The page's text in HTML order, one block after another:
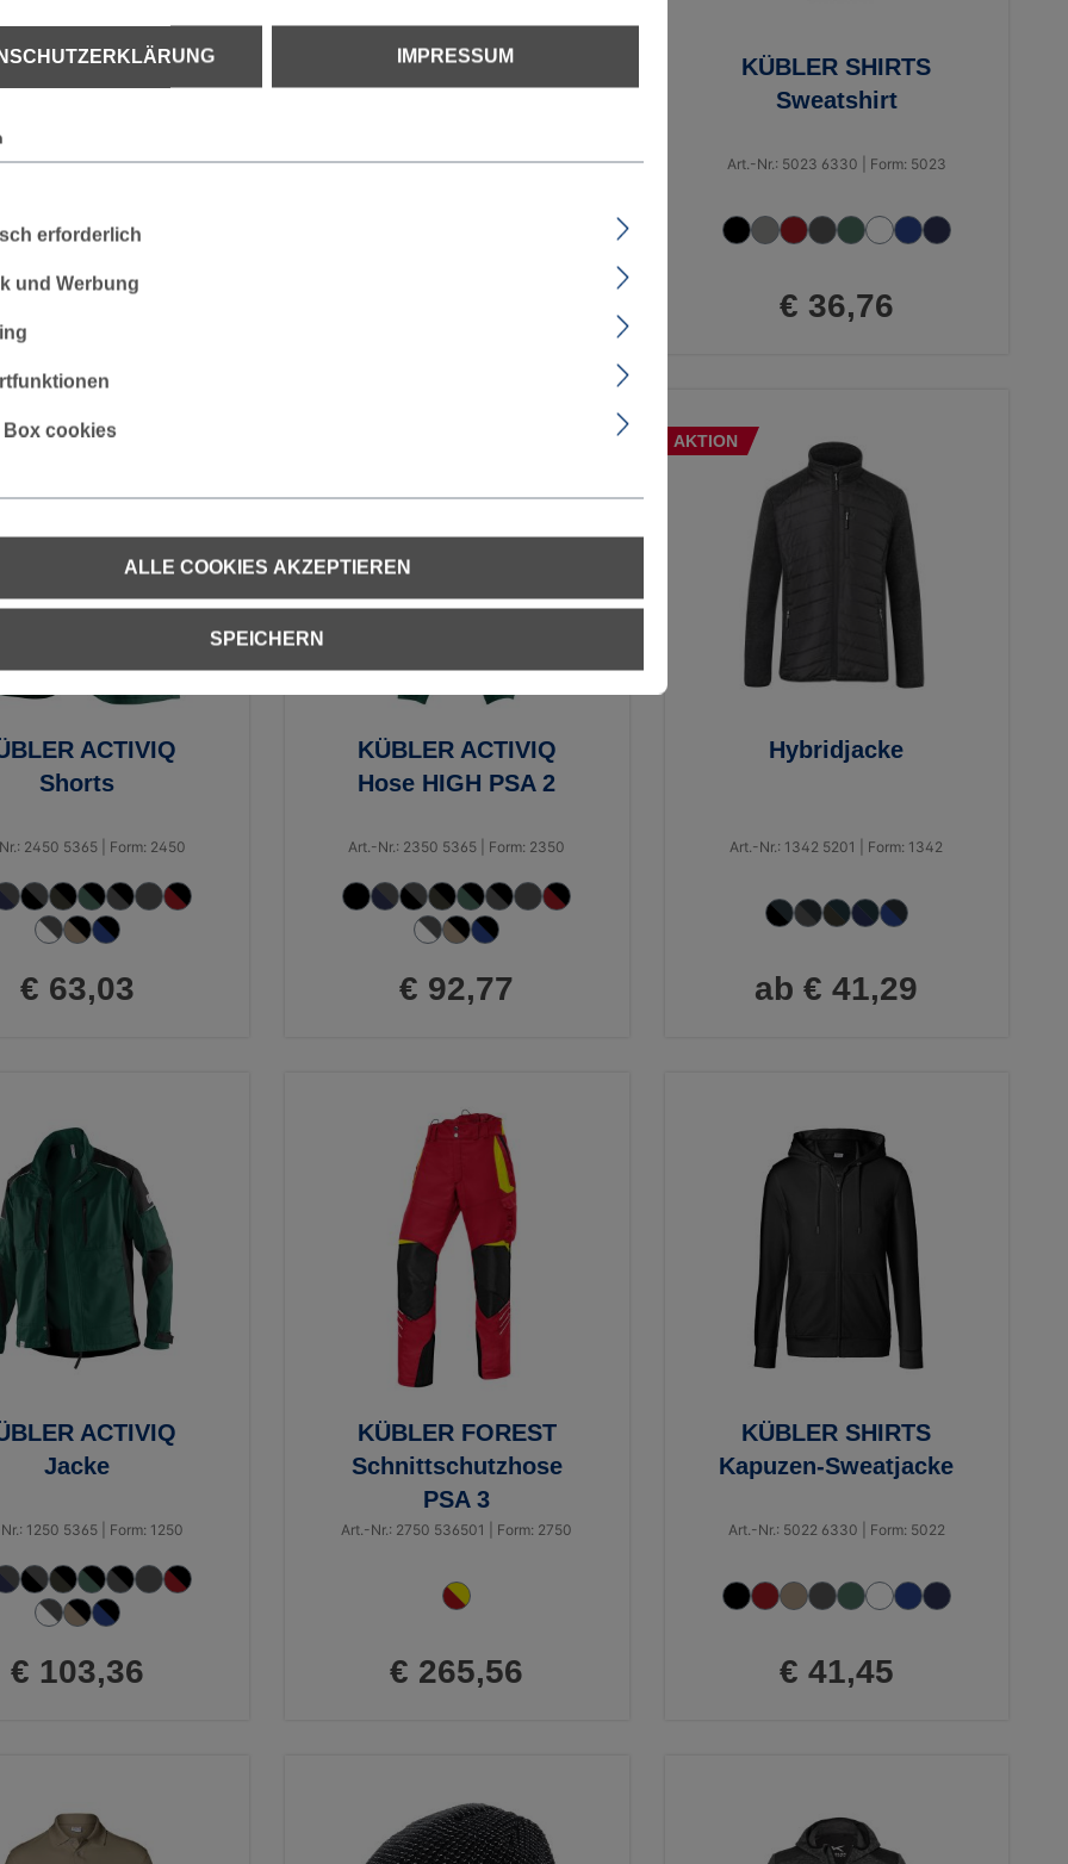
SHIRTS T-
5124 6238 | Form: 5124
€ 15,38
KÜBLER
Art.-Nr.: 1325 5375 | Form: 1325
KÜBLER SHIRTS
Sweatshirt
Art.-Nr.: 5023 6330 | Form: 5023
€ 36,76
ACTIVIQ
Shorts
2450 5365 | Form: 2450
€ 63,03
KÜBLER ACTIVIQ
Hose HIGH PSA 2
Art.-Nr.: 2350 5365 | Form: 2350
€ 92,77
AKTION
Hybridjacke
Art.-Nr.: 1342 5201 | Form: 1342
ab € 41,29
ACTIVIQ
Jacke
1250 5365 | Form: 1250
€ 103,36
KÜBLER FOREST
Schnittschutzhose
PSA 3
Art.-Nr.: 2750 536501 | Form: 2750
€ 265,56
KÜBLER SHIRTS
Kapuzen-Sweatjacke
Art.-Nr.: 5022 6330 | Form: 5022
€ 41,45
IMPRESSUM
erforderlich
und Werbung
Box cookies
ALLE COOKIES AKZEPTIEREN
SPEICHERN